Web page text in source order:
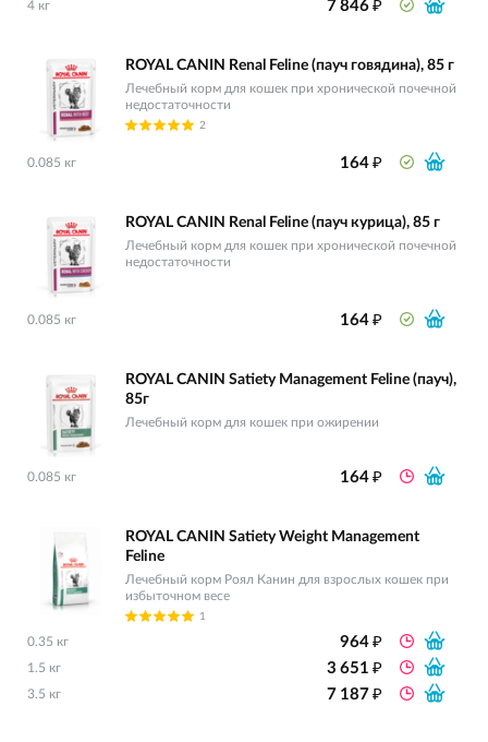
4 кг 7 846
ROYAL CANIN Renal Feline (пауч говядина), 85 г
Лечебный корм для кошек при хронической почечной
недостаточности
2
0.085 кг 164₽
ROYAL CANIN Renal Feline (пауч курица), 85 г
Лечебный корм для кошек при хронической почечной
недостаточности
0.085 кг 164₽
ROYAL CANIN Satiety Management Feline (пауч),
85г
Лечебный корм для кошек при ожирении
0.085 кг 164₽
ROYAL CANIN Satiety Weight Management
Feline
Лечебный корм Роял Канин для взрослых кошек при
избыточном весе
1
0.35 кг 964₽
1.5 кг 3 651₽
3.5 кг 7 187₽